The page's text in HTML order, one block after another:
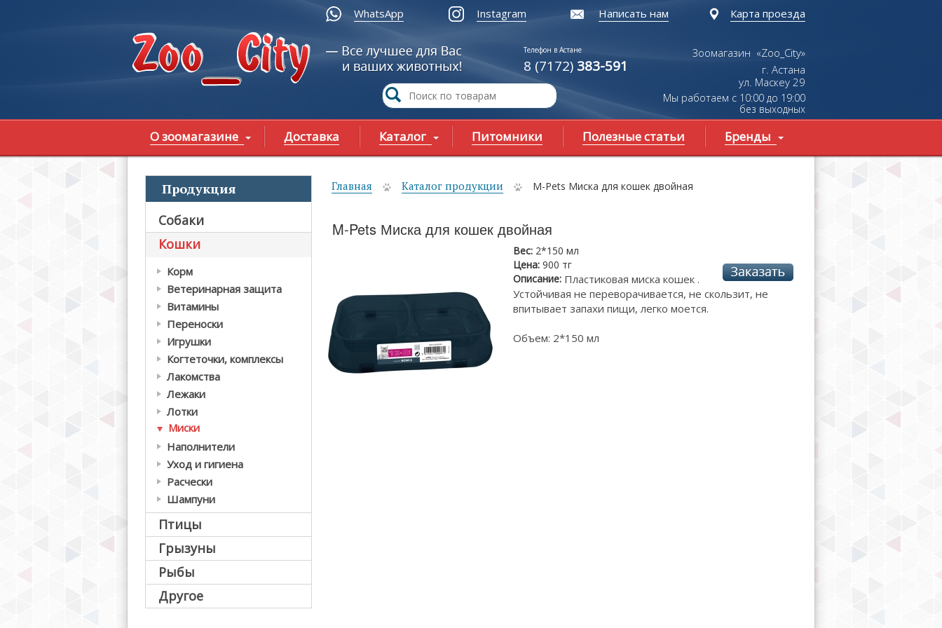
WhatsApp Instagram Написать нам Карта проезда
Телефон в Астане
8 (7172) 383-591
Зоомагазин «Zoo_City»
г. Астана
ул. Маскеу29
Мы работаем с 10:00 до 19:00
без выходных
О зоомагазине Доставка Каталог Питомники Полезные статьи Бренды
Продукция
Собаки
Кошки
Корм
Ветеринарная защита
Витамины
Переноски
Игрушки
Когтеточки, комплексы
Лакомства
Лежаки
Лотки
Миски
Наполнители
Уход и гигиена
Расчески
Шампуни
Птицы
Грызуны
Рыбы
Другое
Вы здесь
Главная Каталог продукции M-Pets Миска для кошек двойная
M-Pets Миска для кошек двойная
Вес: 2*150 мл
Цена: 900 тг
Описание: Пластиковая миска кошек .
Устойчивая не переворачивается, не скользит, не
впитывает запахи пищи, легко моется.
Объем: 2*150 мл